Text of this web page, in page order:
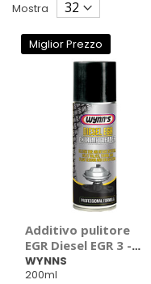
Mostra
Miglior Prezzo
Additivo pulitore
EGR Diesel EGR 3 -
WYNNS
WYNNS
200ml